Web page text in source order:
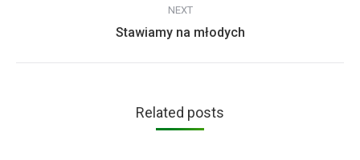
NEXT
Next
Stawiamy na młodych
Related posts